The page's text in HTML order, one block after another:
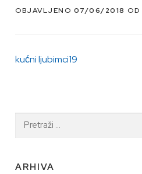
OBJAVLJENO 07/06/2018 OD
kućni ljubimci19
Pretraži:
ARHIVA